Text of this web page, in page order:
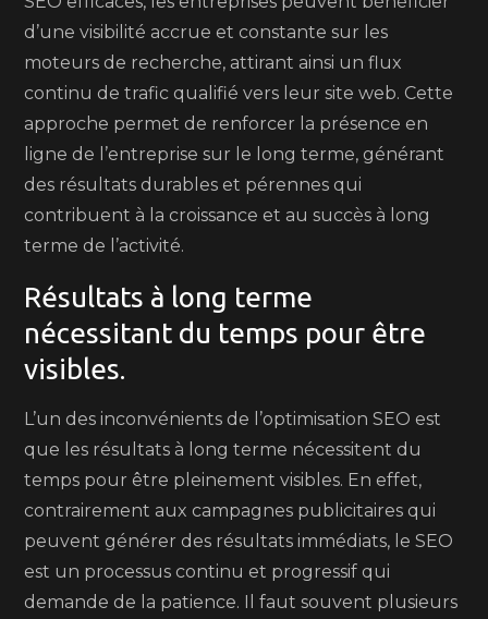
d’une visibilité accrue et constante sur les
moteurs de recherche, attirant ainsi un flux
continu de trafic qualifié vers leur site web. Cette
approche permet de renforcer la présence en
ligne de l’entreprise sur le long terme, générant
des résultats durables et pérennes qui
contribuent à la croissance et au succès à long
terme de l’activité.
Résultats à long terme
nécessitant du temps pour être
visibles.
L’un des inconvénients de l’optimisation SEO est
que les résultats à long terme nécessitent du
temps pour être pleinement visibles. En effet,
contrairement aux campagnes publicitaires qui
peuvent générer des résultats immédiats, le SEO
est un processus continu et progressif qui
demande de la patience. Il faut souvent plusieurs